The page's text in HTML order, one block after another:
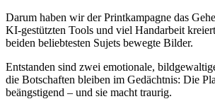
Darum haben wir der Printkampagne das
KI-gestützten Tools und viel Handarbeit
beiden beliebtesten Sujets bewegte Bilder.
Entstanden sind zwei emotionale,
die Botschaften bleiben im Gedächtnis: Die
beängstigend – und sie macht traurig.